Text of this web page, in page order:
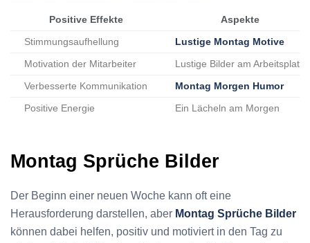
Positive Effekte Aspekte
Stimmungsaufhellung Lustige Montag Motive
Motivation der Mitarbeiter Lustige Bilder am Arbeitsplatz
Verbesserte Kommunikation Montag Morgen Humor
Positive Energie Ein Lächeln am Morgen
Montag Sprüche Bilder
Der Beginn einer neuen Woche kann oft eine
Herausforderung darstellen, aber Montag Sprüche Bilder
können dabei helfen, positiv und motiviert in den Tag zu